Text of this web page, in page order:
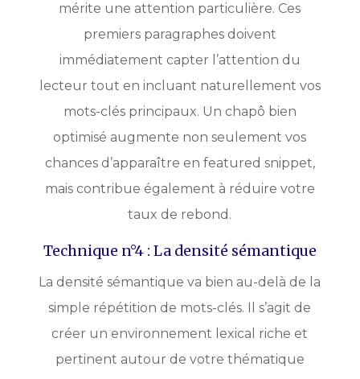
mérite une attention particulière. Ces
premiers paragraphes doivent
immédiatement capter l’attention du
lecteur tout en incluant naturellement vos
mots-clés principaux. Un chapô bien
optimisé augmente non seulement vos
chances d’apparaître en featured snippet,
mais contribue également à réduire votre
taux de rebond.
Technique n°4 : La densité sémantique
La densité sémantique va bien au-delà de la
simple répétition de mots-clés. Il s’agit de
créer un environnement lexical riche et
pertinent autour de votre thématique